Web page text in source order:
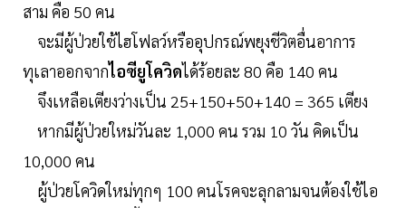
สาม คือ 50 คน
จะมีผู้ป่วยใช้ไฮโฟลว์หรืออุปกรณ์พยุงชีวิตอื่นอาการ
ทุเลาออกจากไอซียูโควิดได้ร้อยละ 80 คือ 140 คน
จึงเหลือเตียงว่างเป็น 25+150+50+140 = 365 เตียง
หากมีผู้ป่วยใหม่วันละ 1,000 คน รวม 10 วัน คิดเป็น
10,000 คน
ผู้ป่วยโควิดใหม่ทุกๆ 100 คนโรคจะลุกลามจนต้องใช้ไอ